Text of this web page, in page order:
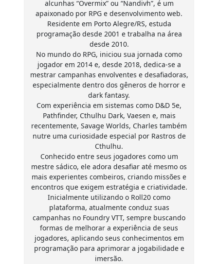
alcunhas “Overmix” ou “Nandivh”, é um
apaixonado por RPG e desenvolvimento web.
Residente em Porto Alegre/RS, estuda
programação desde 2001 e trabalha na área
desde 2010.
No mundo do RPG, iniciou sua jornada como
jogador em 2014 e, desde 2018, dedica-se a
mestrar campanhas envolventes e desafiadoras,
especialmente dentro dos gêneros de horror e
dark fantasy.
Com experiência em sistemas como D&D 5e,
Pathfinder, Cthulhu Dark, Vaesen e, mais
recentemente, Savage Worlds, Charles também
nutre uma curiosidade especial por Rastros de
Cthulhu.
Conhecido entre seus jogadores como um
mestre sádico, ele adora desafiar até mesmo os
mais experientes combeiros, criando missões e
encontros que exigem estratégia e criatividade.
Inicialmente utilizando o Roll20 como
plataforma, atualmente conduz suas
campanhas no Foundry VTT, sempre buscando
formas de melhorar a experiência de seus
jogadores, aplicando seus conhecimentos em
programação para aprimorar a jogabilidade e
imersão.